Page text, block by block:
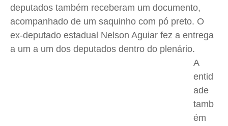
deputados também receberam um documento,
acompanhado de um saquinho com pó preto. O
ex-deputado estadual Nelson Aguiar fez a entrega
a um a um dos deputados dentro do plenário.
A
entid
ade
tamb
ém